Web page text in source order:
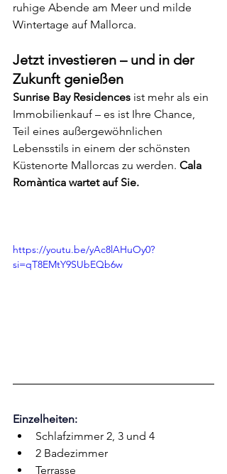
ruhige Abende am Meer und milde
Wintertage auf Mallorca.
Jetzt investieren – und in der
Zukunft genießen
Sunrise Bay Residences ist mehr als ein
Immobilienkauf – es ist Ihre Chance,
Teil eines außergewöhnlichen
Lebensstils in einem der schönsten
Küstenorte Mallorcas zu werden. Cala
Romàntica wartet auf Sie.
https://youtu.be/yAc8lAHuOy0?
si=qT8EMtY9SUbEQb6w
Einzelheiten:
Schlafzimmer 2, 3 und 4
2 Badezimmer
Terrasse